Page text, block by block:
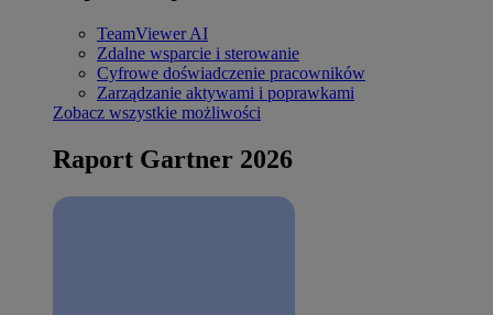
TeamViewer AI
Zdalne wsparcie i sterowanie
Cyfrowe doświadczenie pracowników
Zarządzanie aktywami i poprawkami
Zobacz wszystkie możliwości
Raport Gartner 2026